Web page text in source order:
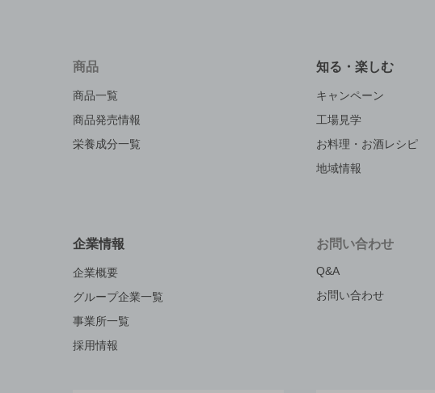
商品
商品一覧
商品発売情報
栄養成分一覧
知る・楽しむ
キャンペーン
工場見学
お料理・お酒レシピ
地域情報
企業情報
企業概要
グループ企業一覧
事業所一覧
採用情報
お問い合わせ
Q&A
お問い合わせ